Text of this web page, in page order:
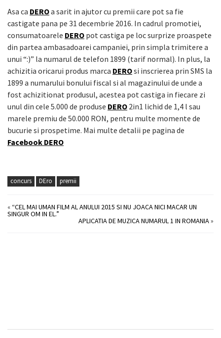
Asa ca DEROa sarit in ajutor cu premii care pot sa fie
castigate pana pe 31 decembrie 2016. In cadrul promotiei,
consumatoarele DERO pot castiga pe loc surprize proaspete
din partea ambasadoarei campaniei, prin simpla trimitere a
unui “:)” la numarul de telefon 1899 (tarif normal). In plus, la
achizitia oricarui produs marca DEROsi inscrierea prin SMS la
1899 a numarului bonului fiscal si al magazinului de unde a
fost achizitionat produsul, acestea pot castiga in fiecare zi
unul din cele 5.000 de produse DERO 2in1 lichid de 1,4 l sau
marele premiu de 50.000 RON, pentru multe momente de
bucurie si prospetime. Mai multe detalii pe pagina de
Facebook DERO
concurs DEro premii
« “CEL MAI UMAN FILM AL ANULUI 2015 SI NU JOACA NICI MACAR UN
SINGUR OM IN EL.”
APLICATIA DE MUZICA NUMARUL 1 IN ROMANIA»